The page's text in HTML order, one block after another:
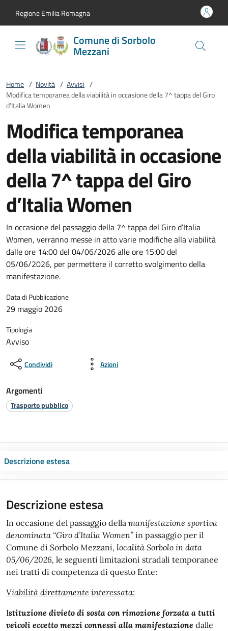
Regione Emilia Romagna
Comune di Sorbolo
Mezzani
Home / Novità / Avvisi /
Modifica temporanea della viabilità in occasione della 7^ tappa del Giro
d’Italia Women
Modifica temporanea
della viabilità in occasione
della 7^ tappa del Giro
d’Italia Women
In occasione del passaggio della 7^ tappa del Giro d’Italia
Women, verranno messe in atto varie modifiche alla viabilità
dalle ore 14:00 del 04/06/2026 alle ore 15:00 del
05/06/2026, per permettere il corretto svolgimento della
manifestazione.
Data di Pubblicazione
29 maggio 2026
Tipologia
Avviso
Condividi Azioni
Argomenti
Trasporto pubblico
Descrizione estesa
Descrizione estesa
In occasione del passaggio della manifestazione sportiva
denominata “Giro d’Italia Women” in passaggio per il
Comune di Sorbolo Mezzani, località Sorbolo in data
05/06/2026, le seguenti limitazioni stradali temporanee
nei tratti di competenza di questo Ente:
Viabilità direttamente interessata:
Istituzione divieto di sosta con rimozione forzata a tutti
veicoli eccetto mezzi connessi alla manifestazione dalle